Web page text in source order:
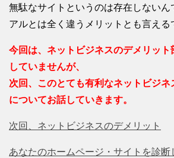
無駄なサイトというのは存在しないん
アルとは全く違うメリットとも言える
今回は、ネットビジネスのデメリット
していませんが、
次回、このとても有利なネットビジ
についてお話していきます。
次回、ネットビジネスのデメリット
あなたのホームページ・サイトを診断